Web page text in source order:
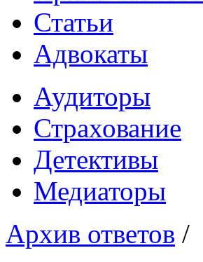
Статьи
Адвокаты
Аудиторы
Страхование
Детективы
Медиаторы
Архив ответов /